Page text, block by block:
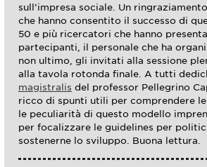
sull’impresa sociale. Un
che hanno consentito il successo di
50 e più ricercatori che hanno
partecipanti, il personale che ha
non ultimo, gli invitati alla sessione
alla tavola rotonda finale. A tutti
magistralis del professor Pellegrino
ricco di spunti utili per comprendere
le peculiarità di questo modello
per focalizzare le guidelines per
sostenerne lo sviluppo. Buona lettura.